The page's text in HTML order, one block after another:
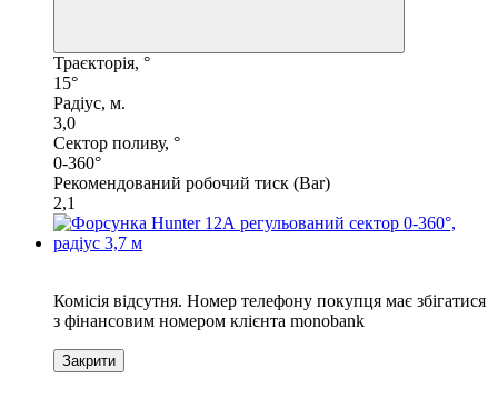
Траєкторія, °
15°
Радіус, м.
3,0
Сектор поливу, °
0-360°
Рекомендований робочий тиск (Bar)
2,1
Комісія відсутня. Номер телефону покупця має збігатися
з фінансовим номером клієнта monobank
Закрити